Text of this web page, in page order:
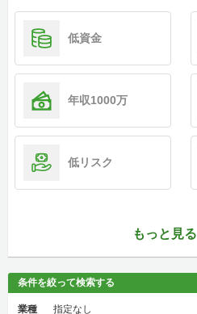
低資金
年収1000万
低リスク
もっと見る
条件を絞って検索する
業種
指定なし